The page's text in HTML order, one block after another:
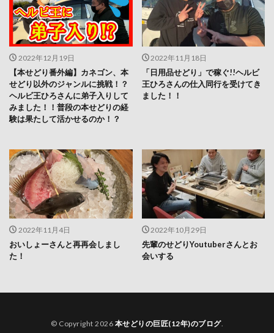
2022年12月19日
【本せどり番外編】カネゴン、本
せどり以外のジャンルに挑戦！？
ヘルビ王ひろさんに弟子入りして
みました！！普段の本せどりの経
験は果たして活かせるのか！？
2022年11月18日
「日用品せどり」で稼ぐ!!ヘルビ
王ひろさんの仕入同行を受けてき
ました！！
2022年11月4日
おいしょーさんと再再会しまし
た！
2022年10月29日
先輩のせどりYoutuberさんとお
会いする
© Copyright 2026 本せどりの巨匠(12年)のブログ.